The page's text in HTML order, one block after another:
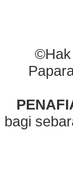
©Hak
bagi